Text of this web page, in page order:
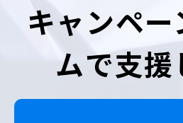
キャンペ
ムで支援